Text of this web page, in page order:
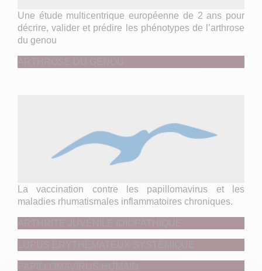
Une étude multicentrique européenne de 2 ans pour
décrire, valider et prédire les phénotypes de l’arthrose
du genou
La vaccination contre les papillomavirus et les
maladies rhumatismales inflammatoires chroniques.